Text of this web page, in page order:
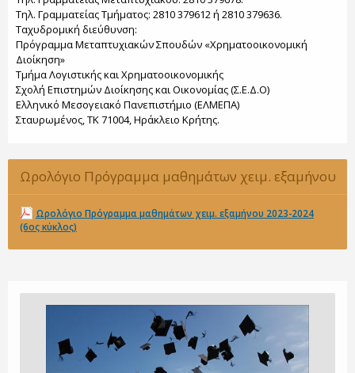
Τηλ. Γραμματείας Τμήματος: 2810 379612 ή 2810 379636.
Ταχυδρομική διεύθυνση:
Πρόγραμμα Μεταπτυχιακών Σπουδών «Χρηματοοικονομική
Διοίκηση»
Τμήμα Λογιστικής και Χρηματοοικονομικής
Σχολή Επιστημών Διοίκησης και Οικονομίας (Σ.Ε.Δ.Ο)
Ελληνικό Μεσογειακό Πανεπιστήμιο (ΕΛΜΕΠΑ)
Σταυρωμένος, ΤΚ 71004, Ηράκλειο Κρήτης.
Ωρολόγιο Πρόγραμμα μαθημάτων χειμ. εξαμήνου
2023-2024 (6ος κύκλος)
Ωρολόγιο Πρόγραμμα μαθημάτων χειμ. εξαμήνου 2023-2024
(6ος κύκλος)